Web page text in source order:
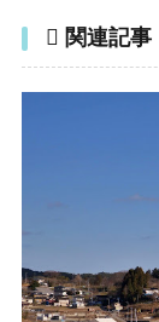
関連記事